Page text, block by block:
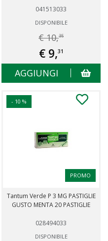
041513033
DISPONIBILE
€ 10,35
€ 9,31
AGGIUNGI
- 10 %
PROMO
Tantum Verde P 3 MG PASTIGLIE
GUSTO MENTA 20 PASTIGLIE
028494033
DISPONIBILE